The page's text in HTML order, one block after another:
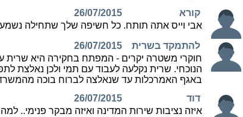
קורא
26/07/2015
אבי וייס אתה תותח. כל חשיפה שלך שתחילה
להתמקד בשרית
26/07/2015
חוקרי משטרה יקרים - המפתח בחקירה היא שרית
הנוכחי. שרית נקלעה לעבוד עם תמי ולכן
באגף האמרכלות עד שנאלצה לברוח בוכה
דוד
26/07/2015
איזה נציבות שירות המדינה ואיזה מבקר פנימי..